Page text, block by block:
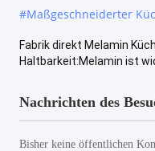
#Maßgeschneiderter
Fabrik direkt Melamin
Haltbarkeit:Melamin ist
Nachrichten des
Bisher keine öffentlichen